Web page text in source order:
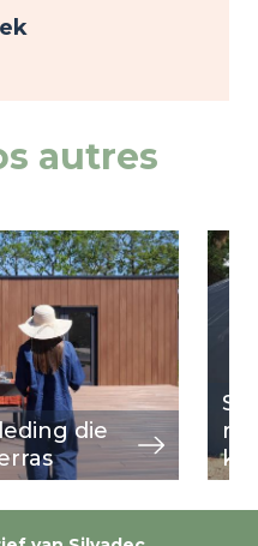
autres
die